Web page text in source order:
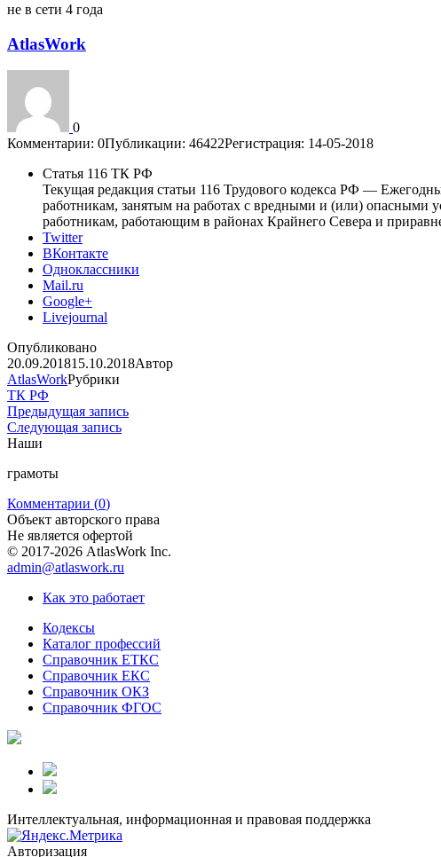
не в сети 4 года
AtlasWork
0
Комментарии: 0Публикации: 46422Регистрация: 14-05-2018
Статья 116 ТК РФ
Текущая редакция статьи 116 Трудового кодекса РФ —
работникам, занятым на работах с вредными и (или) опасными
работникам, работающим в районах Крайнего Севера и
Twitter
ВКонтакте
Одноклассники
Mail.ru
Google+
Livejournal
Опубликовано
20.09.201815.10.2018Автор
AtlasWorkРубрики
ТК РФ
Предыдущая запись
Следующая запись
Наши
грамоты
Комментарии (0)
Объект авторского права
Не является офертой
© 2017-2026 AtlasWork Inc.
admin@atlaswork.ru
Как это работает
Кодексы
Каталог профессий
Справочник ЕТКС
Справочник ЕКС
Справочник ОКЗ
Справочник ФГОС
Интеллектуальная, информационная и правовая поддержка
Авторизация